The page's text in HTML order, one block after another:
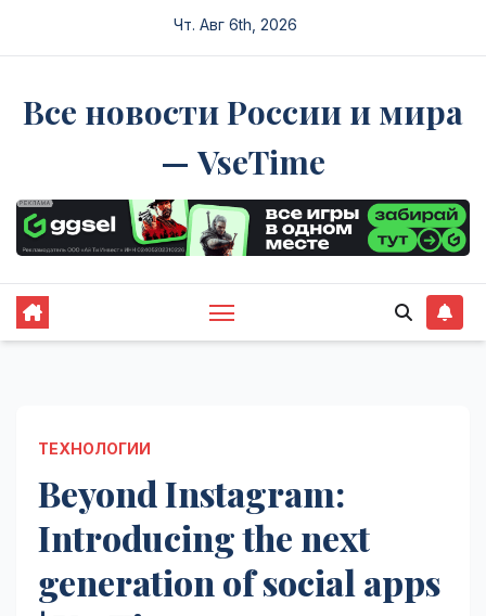
Чт. Авг 6th, 2026
Все новости России и мира
— VseTime
ТЕХНОЛОГИИ
Beyond Instagram:
Introducing the next
generation of social apps